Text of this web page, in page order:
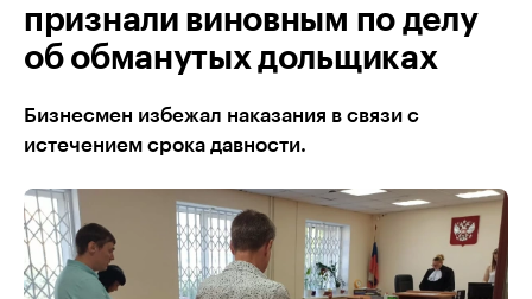
признали виновным по делу
об обманутых дольщиках
Бизнесмен избежал наказания в связи с
истечением срока давности.